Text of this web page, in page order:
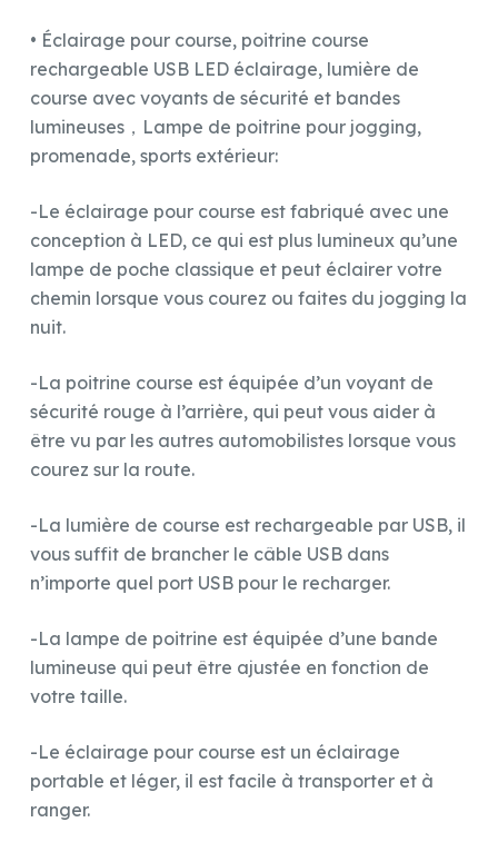
• Éclairage pour course, poitrine course
rechargeable USB LED éclairage, lumière de
course avec voyants de sécurité et bandes
lumineuses，Lampe de poitrine pour jogging,
promenade, sports extérieur:
-Le éclairage pour course est fabriqué avec une
conception à LED, ce qui est plus lumineux qu’une
lampe de poche classique et peut éclairer votre
chemin lorsque vous courez ou faites du jogging la
nuit.
-La poitrine course est équipée d’un voyant de
sécurité rouge à l’arrière, qui peut vous aider à
être vu par les autres automobilistes lorsque vous
courez sur la route.
-La lumière de course est rechargeable par USB, il
vous suffit de brancher le câble USB dans
n’importe quel port USB pour le recharger.
-La lampe de poitrine est équipée d’une bande
lumineuse qui peut être ajustée en fonction de
votre taille.
-Le éclairage pour course est un éclairage
portable et léger, il est facile à transporter et à
ranger.